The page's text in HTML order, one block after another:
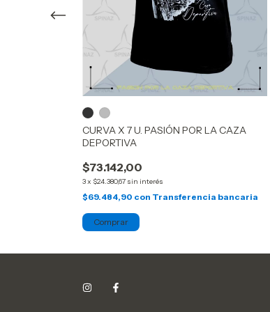
CURVA X 7 U. PASIÓN POR LA CAZA
DEPORTIVA
$73.142,00
3x $24.380,67 sin interés
$69.484,90 con Transferencia bancaria
Comprar